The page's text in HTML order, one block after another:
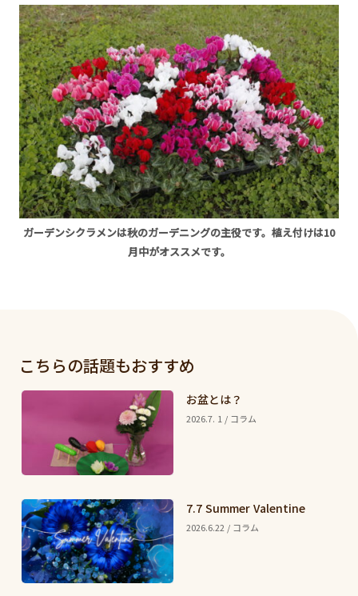
ガーデンシクラメンは秋のガーデニングの主役です。植え付けは10
月中がオススメです。
こちらの話題もおすすめ
お盆とは？
2026.7. 1 / コラム
7.7 Summer Valentine
2026.6.22 / コラム